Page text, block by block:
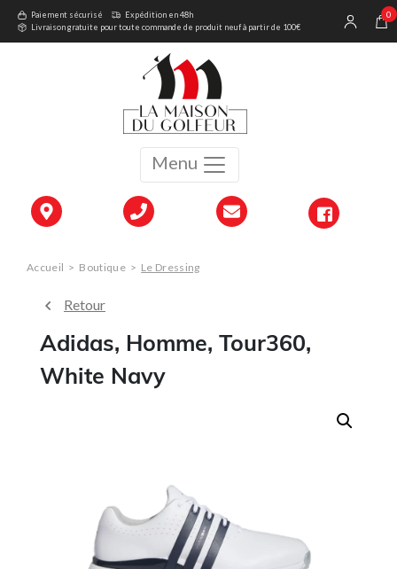
Menu
Paiement sécurisé
Expédition en 48h
Livraison gratuite pour toute commande de produit neuf à partir de 100€
0
Accueil > Boutique > Le Dressing
Retour
Adidas, Homme, Tour360,
White Navy